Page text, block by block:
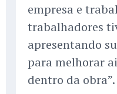
empresa e
trabalhadores
apresentando
para melhorar
dentro da obra”.